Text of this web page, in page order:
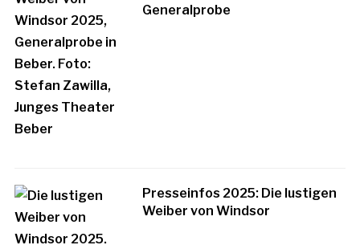
Generalprobe
Presseinfos 2025: Die lustigen
Weiber von Windsor